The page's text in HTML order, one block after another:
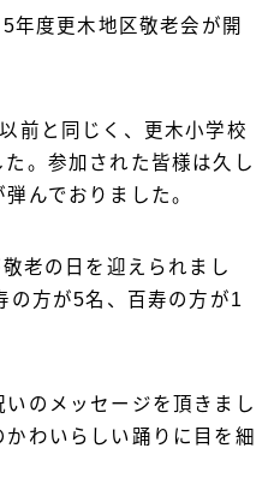
年度更木地区敬老会が開
前と同じく、更木小学校
。参加された皆様は久し
んでおりました。
老の日を迎えられまし
の方が5名、百寿の方が1
のメッセージを頂きまし
わいらしい踊りに目を細